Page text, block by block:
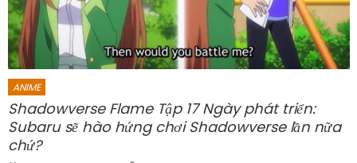
ANIME
Shadowverse Flame Tập 17 Ngày phát triển:
Subaru sẽ hào hứng chơi Shadowverse lần nữa
chứ?